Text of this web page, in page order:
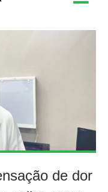
de dor